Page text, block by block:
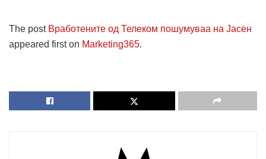
The post Вработените од Телеком пошумуваа на Јасен
appeared first on Marketing365.